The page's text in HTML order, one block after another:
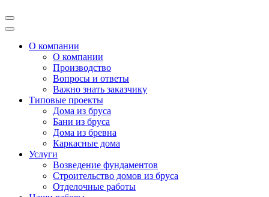
О компании
О компании
Производство
Вопросы и ответы
Важно знать заказчику
Типовые проекты
Дома из бруса
Бани из бруса
Дома из бревна
Каркасные дома
Услуги
Возведение фундаментов
Строительство домов из бруса
Отделочные работы